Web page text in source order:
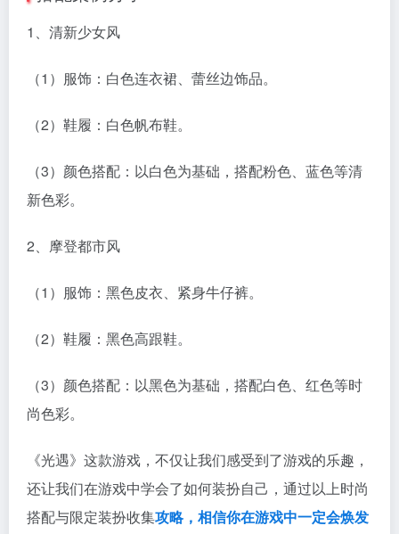
1、清新少女风
（1）服饰：白色连衣裙、蕾丝边饰品。
（2）鞋履：白色帆布鞋。
（3）颜色搭配：以白色为基础，搭配粉色、蓝色等清
新色彩。
2、摩登都市风
（1）服饰：黑色皮衣、紧身牛仔裤。
（2）鞋履：黑色高跟鞋。
（3）颜色搭配：以黑色为基础，搭配白色、红色等时
尚色彩。
《光遇》这款游戏，不仅让我们感受到了游戏的乐趣，
还让我们在游戏中学会了如何装扮自己，通过以上时尚
搭配与限定装扮收集攻略，相信你在游戏中一定会焕发